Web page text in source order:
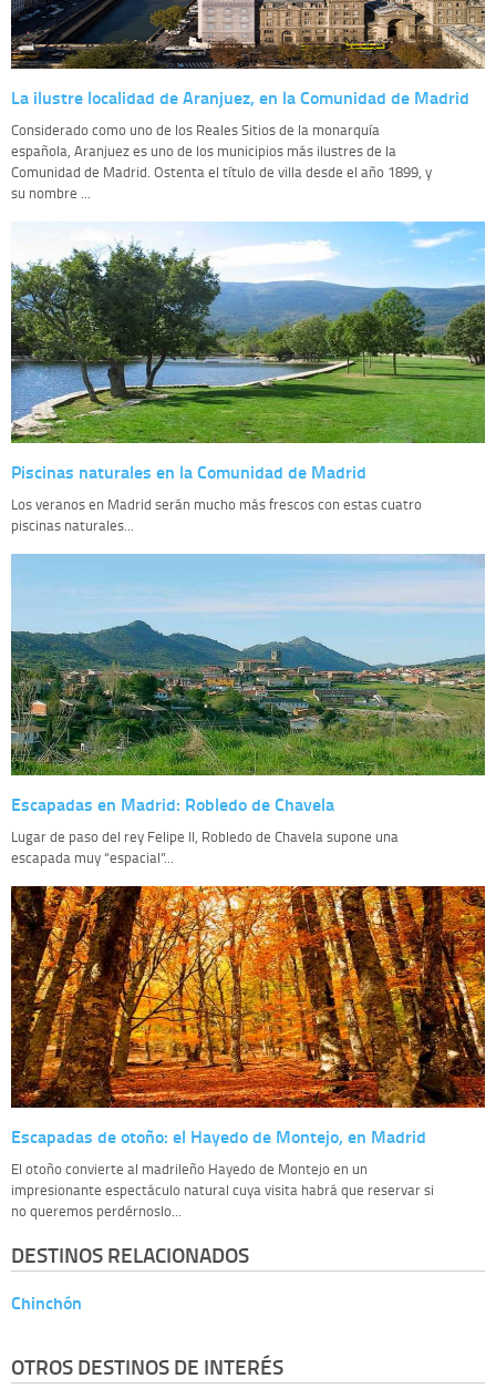
La ilustre localidad de Aranjuez, en la Comunidad de Madrid
Considerado como uno de los Reales Sitios de la monarquía
española, Aranjuez es uno de los municipios más ilustres de la
Comunidad de Madrid. Ostenta el título de villa desde el año 1899, y
su nombre ...
Piscinas naturales en la Comunidad de Madrid
Los veranos en Madrid serán mucho más frescos con estas cuatro
piscinas naturales...
Escapadas en Madrid: Robledo de Chavela
Lugar de paso del rey Felipe II, Robledo de Chavela supone una
escapada muy “espacial”...
Escapadas de otoño: el Hayedo de Montejo, en Madrid
El otoño convierte al madrileño Hayedo de Montejo en un
impresionante espectáculo natural cuya visita habrá que reservar si
no queremos perdérnoslo...
DESTINOS RELACIONADOS
Chinchón
OTROS DESTINOS DE INTERÉS